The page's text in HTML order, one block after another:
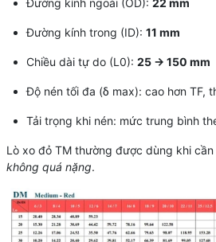
Đường kính ngoài (OD): 22 mm
Đường kính trong (ID): 11 mm
Chiều dài tự do (L0): 25 → 150 mm
Độ nén tối đa (δ max): cao hơn TF,
Tải trọng khi nén: mức trung bình
Lò xo đỏ TM thường được dùng khi
không quá nặng.